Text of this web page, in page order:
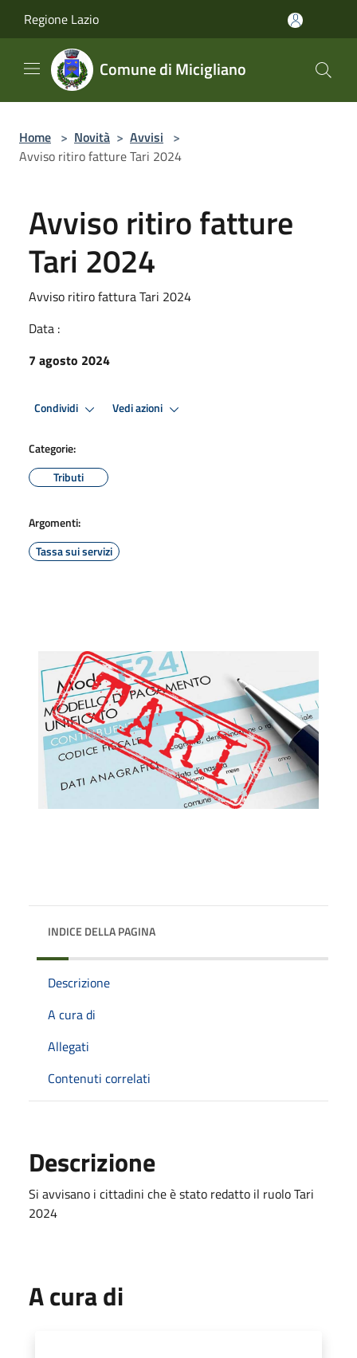
Regione Lazio
Comune di Micigliano
Home > Novità > Avvisi >
Avviso ritiro fatture Tari 2024
Avviso ritiro fatture
Tari 2024
Avviso ritiro fattura Tari 2024
Data :
7 agosto 2024
Condividi Vedi azioni
Categorie:
Tributi
Argomenti:
Tassa sui servizi
INDICE DELLA PAGINA
Descrizione
A cura di
Allegati
Contenuti correlati
Descrizione
Si avvisano i cittadini che è stato redatto il ruolo Tari
2024
A cura di